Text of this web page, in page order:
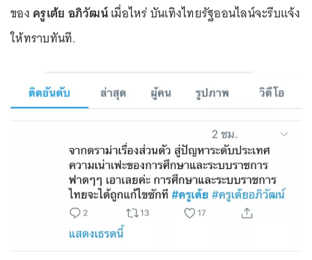
ของ ครูเต้ย อภิวัฒน์เมื่อไหร่ บันเทิงไทยรัฐออนไลน์จะรีบแจ้ง
ให้ทราบทันที.